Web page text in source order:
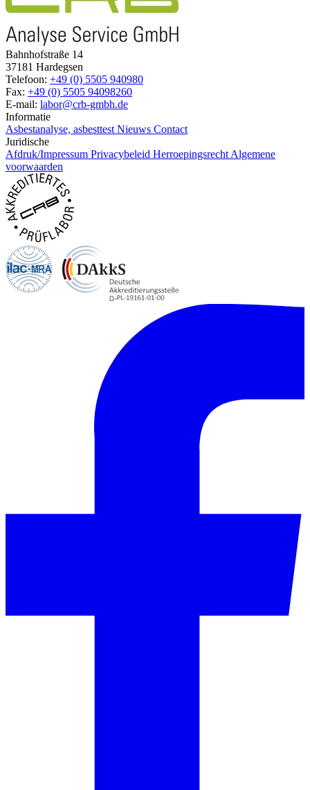
Bahnhofstraße 14
37181 Hardegsen
Telefoon: +49 (0) 5505 940980
Fax: +49 (0) 5505 94098260
E-mail: labor@crb-gmbh.de
Informatie
Asbestanalyse, asbesttest Nieuws Contact
Juridische
Afdruk/Impressum Privacybeleid Herroepingsrecht Algemene
voorwaarden